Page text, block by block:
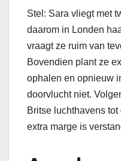
Stel: Sara vliegt met
daarom in Londen
vraagt ze ruim van
Bovendien plant ze
ophalen en opnieuw
doorvlucht niet.
Britse luchthavens
extra marge is